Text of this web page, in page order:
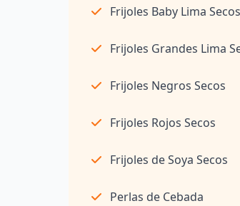
Frijoles Baby Lima Secos
Frijoles Grandes Lima
Frijoles Negros Secos
Frijoles Rojos Secos
Frijoles de Soya Secos
Perlas de Cebada